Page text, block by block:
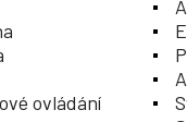
ovládání